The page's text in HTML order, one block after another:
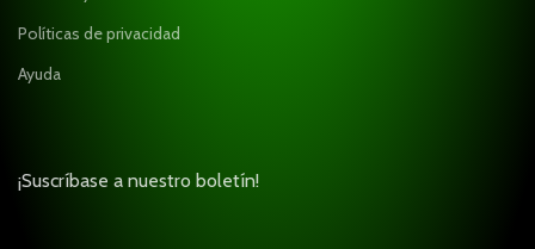
Políticas de privacidad
Ayuda
¡Suscríbase a nuestro boletín!